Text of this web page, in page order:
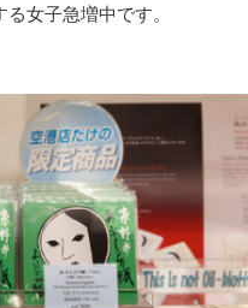
女子急増中です。